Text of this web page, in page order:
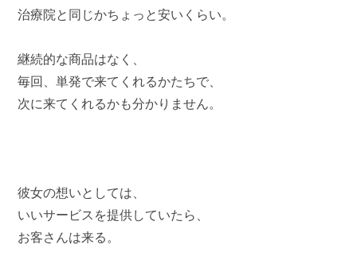
治療院と同じかちょっと安いくらい。
継続的な商品はなく、
毎回、単発で来てくれるかたちで、
次に来てくれるかも分かりません。
彼女の想いとしては、
いいサービスを提供していたら、
お客さんは来る。